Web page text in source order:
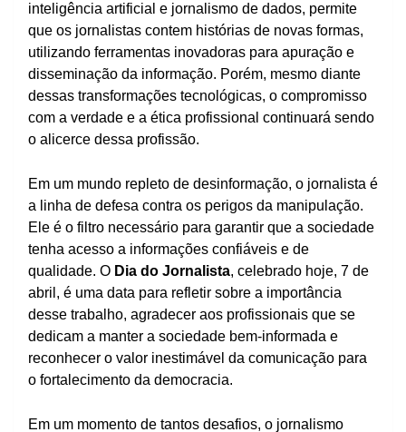
inteligência artificial e jornalismo de dados, permite
que os jornalistas contem histórias de novas formas,
utilizando ferramentas inovadoras para apuração e
disseminação da informação. Porém, mesmo diante
dessas transformações tecnológicas, o compromisso
com a verdade e a ética profissional continuará sendo
o alicerce dessa profissão.
Em um mundo repleto de desinformação, o jornalista é
a linha de defesa contra os perigos da manipulação.
Ele é o filtro necessário para garantir que a sociedade
tenha acesso a informações confiáveis e de
qualidade. O Dia do Jornalista, celebrado hoje, 7 de
abril, é uma data para refletir sobre a importância
desse trabalho, agradecer aos profissionais que se
dedicam a manter a sociedade bem-informada e
reconhecer o valor inestimável da comunicação para
o fortalecimento da democracia.
Em um momento de tantos desafios, o jornalismo